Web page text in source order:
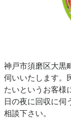
神戸市須磨区大黒
伺いいたします。
たいというお客様
日の夜に回収に伺
相談下さい。